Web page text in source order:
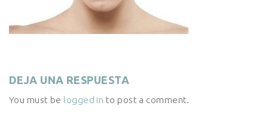
DEJA UNA RESPUESTA
You must be logged in to post a comment.